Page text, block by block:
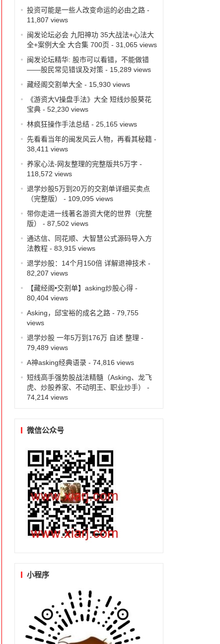
投资可能是一些人改变命运的必由之路-
11,807 views
闽发论坛必会 九阳神功 35大战法+心法大
全+案例大全 大合集 700页 - 31,065 views
闽发论坛精华: 股市可以看错，不能做错
——股民常见错误及对策- 15,289 views
藏经阁交割单大全- 15,930 views
《游资大V操盘手法》大全 短线炒股葵花
宝典- 52,230 views
林疯狂操作手法总结- 25,165 views
先看看当年的闽发风云人物，再看其秘籍-
38,411 views
养家心法-网友整理的完整版共5万字 -
118,572 views
退学炒股5万到20万的交割单详细买卖点
（完整版）
- 109,095 views
带你走进一线著名游资大佬的世界（完整
版）
- 87,502 views
通达信、同花顺、大智慧公式源码导入方
法教程- 83,915 views
退学炒股：14个月150倍 详解退神技术 -
82,207 views
【藏经阁•交割单】asking炒股心得-
80,404 views
Asking，邱宝裕的成名之路- 79,755
views
退学炒股 一年5万到176万 自述 整理 -
79,489 views
A神asking经典语录- 74,816 views
短线高手强势股战法精髓（Asking、龙飞
虎、炒股养家、不动明王、职业炒手）
-
74,214 views
微信公众号
小程序